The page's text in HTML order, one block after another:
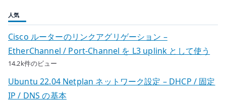
人気
Cisco ルーターのリンクアグリゲーション –
EtherChannel / Port-Channel を L3 uplink として使う
14.2k件のビュー
Ubuntu 22.04 Netplan ネットワーク設定 – DHCP / 固定
IP / DNS の基本